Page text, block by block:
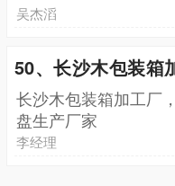
吴杰滔
50、长沙木包装箱
长沙木包装箱加工厂
盘生产厂家
李经理